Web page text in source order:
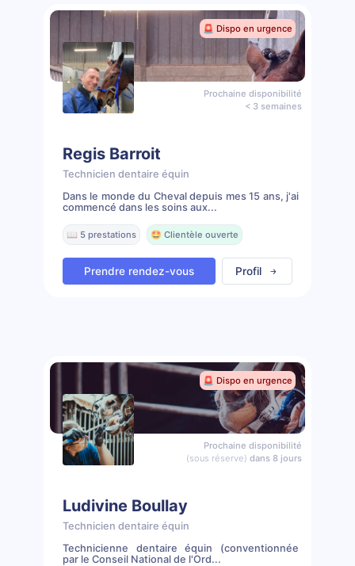
🚨 Dispo en urgence
Prochaine disponibilité
< 3 semaines
Regis Barroit
Technicien dentaire équin
Dans le monde du Cheval depuis mes 15 ans, j'ai
commencé dans les soins aux...
📖 5 prestations 🤩 Clientèle ouverte
Prendre rendez-vous Profil
🚨 Dispo en urgence
Prochaine disponibilité
(sous réserve) dans 8 jours
Ludivine Boullay
Technicien dentaire équin
Technicienne dentaire équin (conventionnée
par le Conseil National de l'Ord...